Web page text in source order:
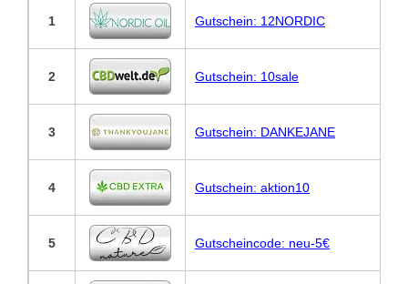
1 Gutschein: 12NORDIC
2 Gutschein: 10sale
3 Gutschein: DANKEJANE
4 Gutschein: aktion10
5 Gutscheincode: neu-5€